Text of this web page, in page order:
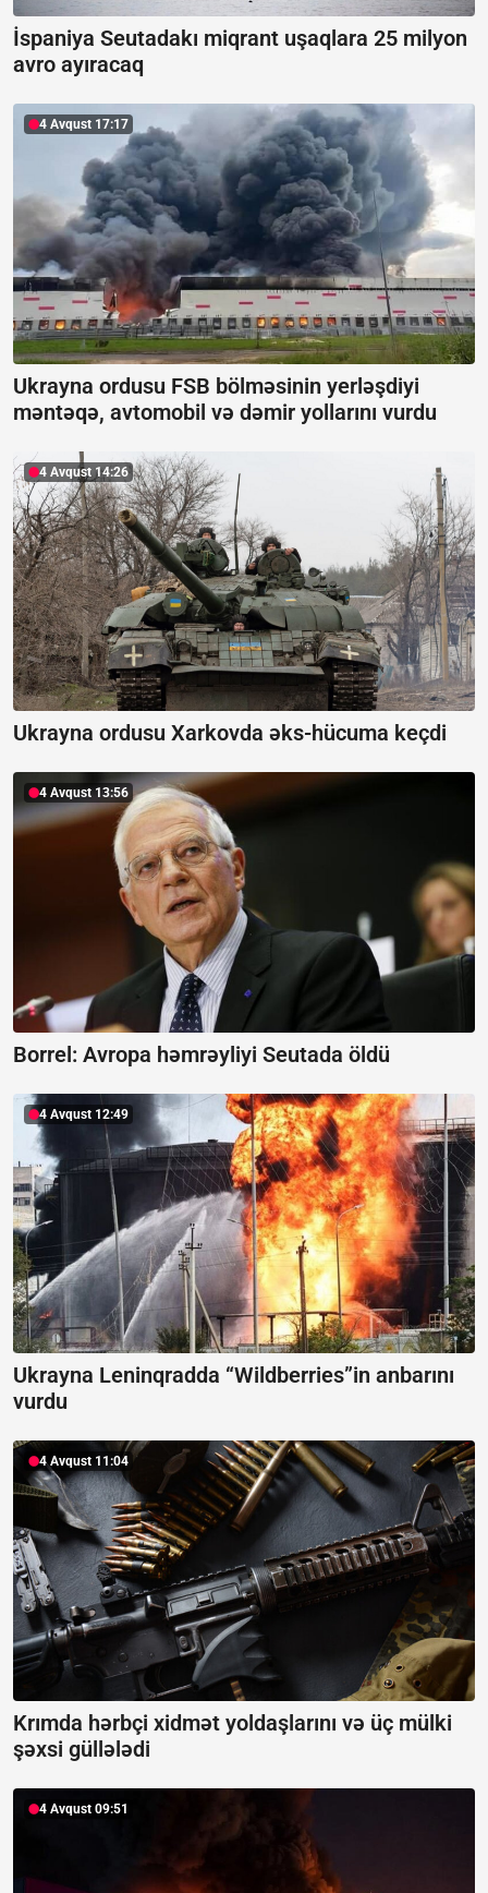
İspaniya Seutadakı miqrant uşaqlara 25 milyon
avro ayıracaq
4 Avqust 17:17
Ukrayna ordusu FSB bölməsinin yerləşdiyi
məntəqə, avtomobil və dəmir yollarını vurdu
4 Avqust 14:26
Ukrayna ordusu Xarkovda əks-hücuma keçdi
4 Avqust 13:56
Borrel: Avropa həmrəyliyi Seutada öldü
4 Avqust 12:49
Ukrayna Leninqradda “Wildberries”in anbarını
vurdu
4 Avqust 11:04
Krımda hərbçi xidmət yoldaşlarını və üç mülki
şəxsi güllələdi
4 Avqust 09:51